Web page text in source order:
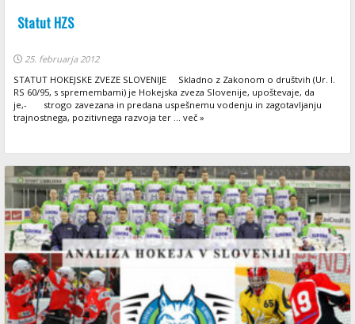
Statut HZS
25. februarja 2012
STATUT HOKEJSKE ZVEZE SLOVENIJE Skladno z Zakonom o društvih (Ur. l.
RS 60/95, s spremembami) je Hokejska zveza Slovenije, upoštevaje, da
je,- strogo zavezana in predana uspešnemu vodenju in zagotavljanju
trajnostnega, pozitivnega razvoja ter ... več »